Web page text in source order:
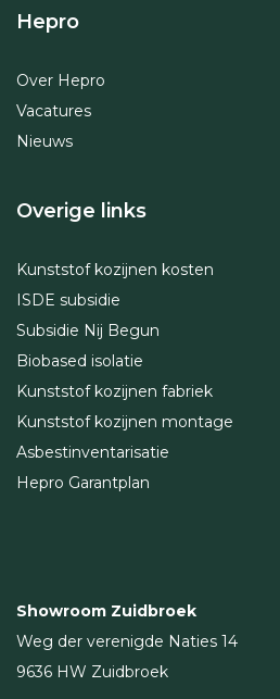
Hepro
Over Hepro
Vacatures
Nieuws
Overige links
Kunststof kozijnen kosten
ISDE subsidie
Subsidie Nij Begun
Biobased isolatie
Kunststof kozijnen fabriek
Kunststof kozijnen montage
Asbestinventarisatie
Hepro Garantplan
Showroom Zuidbroek
Weg der verenigde Naties 14
9636 HW Zuidbroek